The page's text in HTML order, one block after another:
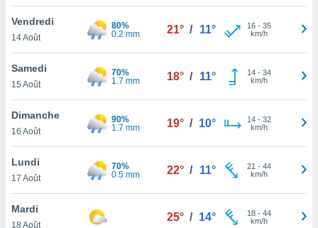
ainsi
un
la
du
en
de
Vendredi
14 Août
80%
0.2 mm
21° / 11° 16- 35
km/h
Samedi
15 Août
70%
1.7 mm
18° / 11° 14- 34
km/h
Dimanche
16 Août
90%
1.7 mm
19° / 10° 14- 32
km/h
Lundi
17 Août
70%
0.5 mm
22° / 11° 21 - 44
km/h
Mardi
18 Août
25° / 14° 18- 44
km/h